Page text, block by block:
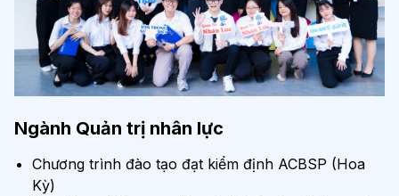
Ngành Quản trị nhân lực
Chương trình đào tạo đạt kiểm định ACBSP (Hoa
Kỳ)